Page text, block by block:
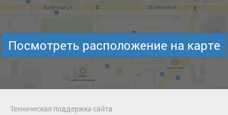
Посмотреть расположение на карте
Техническая поддержка сайта